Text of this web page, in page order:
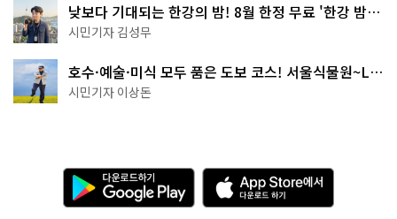
낮보다 기대되는 한강의 밤! 8월 한정 무료 '한강 밤
핑' 예약은?
시민기자 김성무
호수·예술·미식 모두 품은 도보 코스! 서울식물원~LG
아트센터~마곡테라스거리
시민기자 이상돈
다
운
로
A
p
p